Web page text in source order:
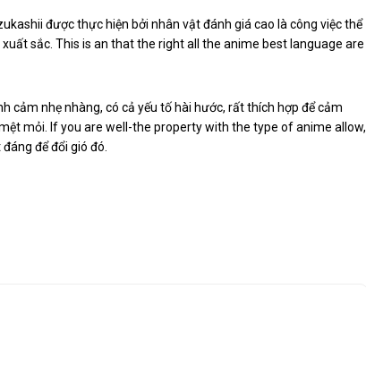
được thực hiện bởi nhân vật đánh giá cao là công việc thể
sắc. This is an that the right all the anime best language are
cảm nhẹ nhàng, có cả yếu tố hài hước, rất thích hợp để cảm
mỏi. If you are well-the property with the type of anime allow,
để đổi gió đó.